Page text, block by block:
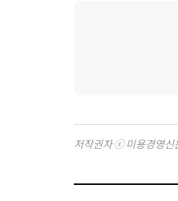
저작권자 ⓒ 미용경영신